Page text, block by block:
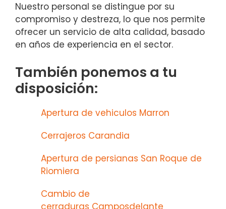
Nuestro personal se distingue por su
compromiso y destreza, lo que nos permite
ofrecer un servicio de alta calidad, basado
en años de experiencia en el sector.
También ponemos a tu
disposición:
Apertura de vehiculos Marron
Cerrajeros Carandia
Apertura de persianas San Roque de
Riomiera
Cambio de
cerraduras Camposdelante